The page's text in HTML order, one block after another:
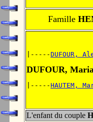
Famille
|-----DUFOUR,
DUFOUR,
|-----HAUTEM,
L'enfant du couple